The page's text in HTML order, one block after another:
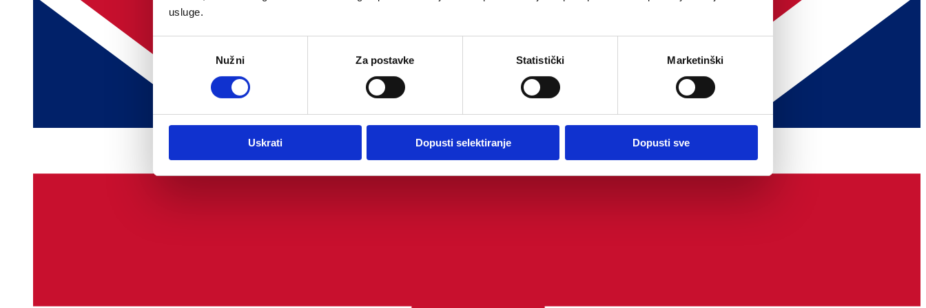
usluge.
Nužni Za postavke Statistički Marketinški
Uskrati Dopusti selektiranje Dopusti sve